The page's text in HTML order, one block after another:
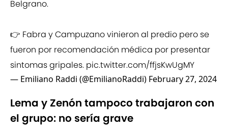
Belgrano.
👉 Fabra y Campuzano vinieron al predio pero se
fueron por recomendación médica por presentar
sintomas gripales. pic.twitter.com/ffjsKwUgMY
— Emiliano Raddi (@EmilianoRaddi) February 27, 2024
Lema y Zenón tampoco trabajaron con
el grupo: no sería grave